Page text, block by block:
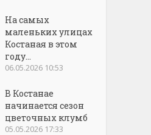
На самых
маленьких улицах
Костаная в этом
году...
06.05.2026 10:53
В Костанае
начинается сезон
цветочных клумб
05.05.2026 17:33